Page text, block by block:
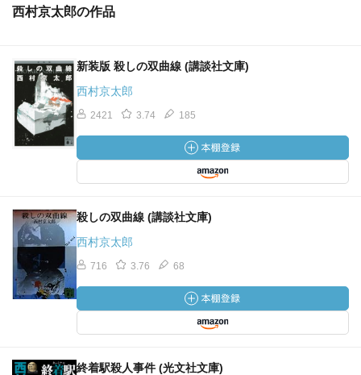
西村京太郎の作品
新装版 殺しの双曲線 (講談社文庫)
西村京太郎
2421 3.74 185
殺しの双曲線 (講談社文庫)
西村京太郎
716 3.76 68
終着駅殺人事件 (光文社文庫)